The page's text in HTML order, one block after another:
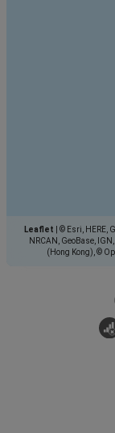
Leaflet
© Esri, HERE,
NRCAN, GeoBase,
(Hong Kong), ©